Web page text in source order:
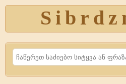
Search